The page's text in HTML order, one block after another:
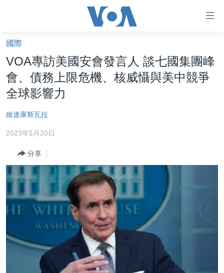
礙
鏈
接
轉
容
導
航
跳
轉
檢
美國大選2024
港澳
揭謊頻道
美國
中國
國際
國際
VOA專訪美國安會發言人 談七國集團峰
會、債務上限危機、核威懾與美中競爭
全球影響力
維達庫斯瓦拉
2023年5月20日
分享